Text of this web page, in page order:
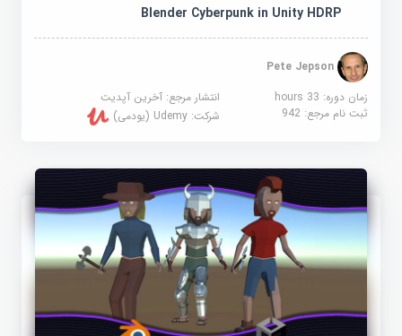
Blender Cyberpunk in Unity HDRP
Pete Jepson
زمان دوره: 33 hours
انتشار مرجع:آخرین آپدیت
ثبت نام مرجع:942 شرکت:Udemy (یودمی)